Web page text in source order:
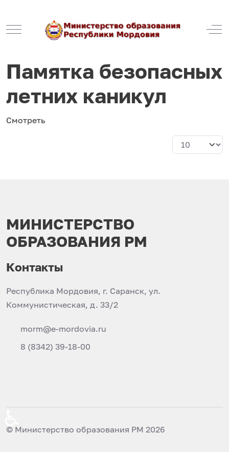
Mobile Menu Toggle
Памятка безопасных
летних каникул
Смотреть
Кол-во строк:
МИНИСТЕРСТВО
ОБРАЗОВАНИЯ РМ
Контакты
Республика Мордовия, г. Саранск, ул.
Коммунистическая, д. 33/2
morm@e-mordovia.ru
8 (8342) 39-18-00
© Министерство образования РМ 2026